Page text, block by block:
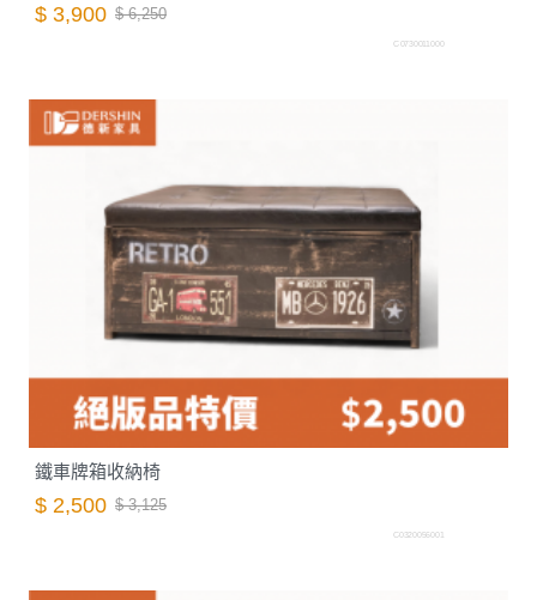
$ 3,900 $ 6,250
C0730011000
鐵車牌箱收納椅
$ 2,500 $ 3,125
C0320056001